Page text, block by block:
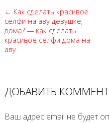
← Как сделать красивое
селфи на аву девушке,
дома? — как сделать
красивое селфи дома на
аву
ДОБАВИТЬ
Ваш адрес email не будет